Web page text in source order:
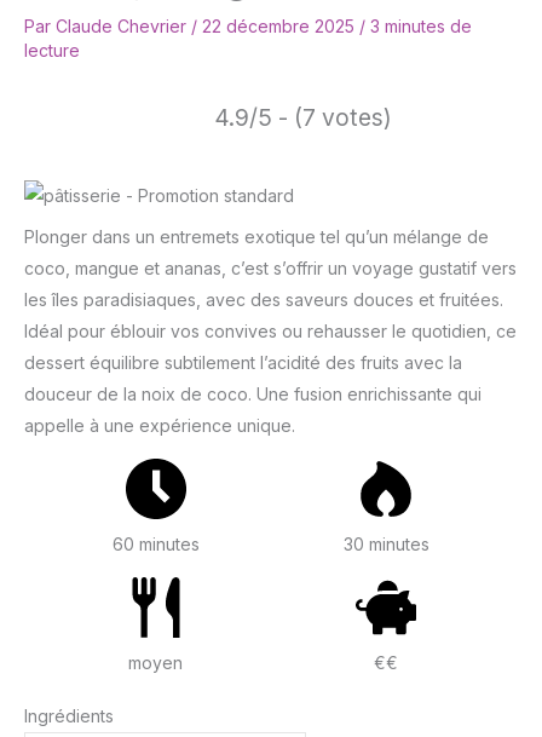
Par Claude Chevrier / 22 décembre 2025 / 3 minutes de
lecture
4.9/5 - (7 votes)
Plonger dans un entremets exotique tel qu’un mélange de
coco, mangue et ananas, c’est s’offrir un voyage gustatif vers
les îles paradisiaques, avec des saveurs douces et fruitées.
Idéal pour éblouir vos convives ou rehausser le quotidien, ce
dessert équilibre subtilement l’acidité des fruits avec la
douceur de la noix de coco. Une fusion enrichissante qui
appelle à une expérience unique.
60 minutes 30 minutes
moyen €€
Ingrédients